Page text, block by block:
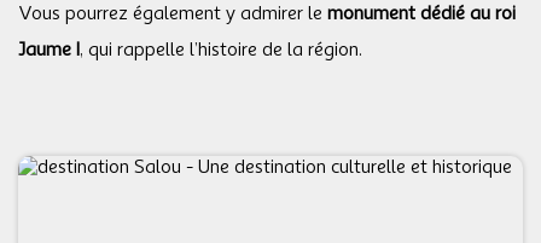
Vous pourrez également y admirer le monument dédié au roi
Jaume I, qui rappelle l’histoire de la région.